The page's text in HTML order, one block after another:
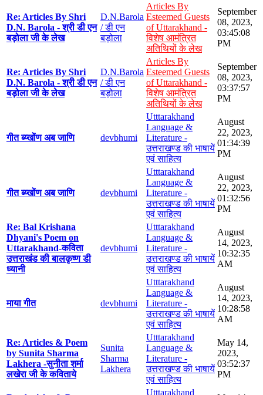
Re: Articles By Shri
D.N. Barola - श्री डी एन
बड़ोला जी के लेख
D.N.Barola
/ डी एन
बड़ोला
Articles By
Esteemed Guests
of Uttarakhand -
विशेष आमंत्रित
अतिथियों के लेख
September
08, 2023,
03:45:08
PM
Re: Articles By Shri
D.N. Barola - श्री डी एन
बड़ोला जी के लेख
D.N.Barola
/ डी एन
बड़ोला
Articles By
Esteemed Guests
of Uttarakhand -
विशेष आमंत्रित
अतिथियों के लेख
September
08, 2023,
03:37:57
PM
गीत ब्य्खोंण अब जाणि devbhumi
Utttarakhand
Language &
Literature -
उत्तराखण्ड की भाषायें
एवं साहित्य
August
22, 2023,
01:34:39
PM
गीत ब्य्खोंण अब जाणि devbhumi
Utttarakhand
Language &
Literature -
उत्तराखण्ड की भाषायें
एवं साहित्य
August
22, 2023,
01:32:56
PM
Re: Bal Krishana
Dhyani's Poem on
Uttarakhand-कविता
उत्तराखंड की बालकृष्ण डी
ध्यानी
devbhumi
Utttarakhand
Language &
Literature -
उत्तराखण्ड की भाषायें
एवं साहित्य
August
14, 2023,
10:32:35
AM
माया गीत devbhumi
Utttarakhand
Language &
Literature -
उत्तराखण्ड की भाषायें
एवं साहित्य
August
14, 2023,
10:28:58
AM
Re: Articles & Poem
by Sunita Sharma
Lakhera -सुनीता शर्मा
लखेरा जी के कविताये
Sunita
Sharma
Lakhera
Utttarakhand
Language &
Literature -
उत्तराखण्ड की भाषायें
एवं साहित्य
May 14,
2023,
03:52:37
PM
Utttarakhand